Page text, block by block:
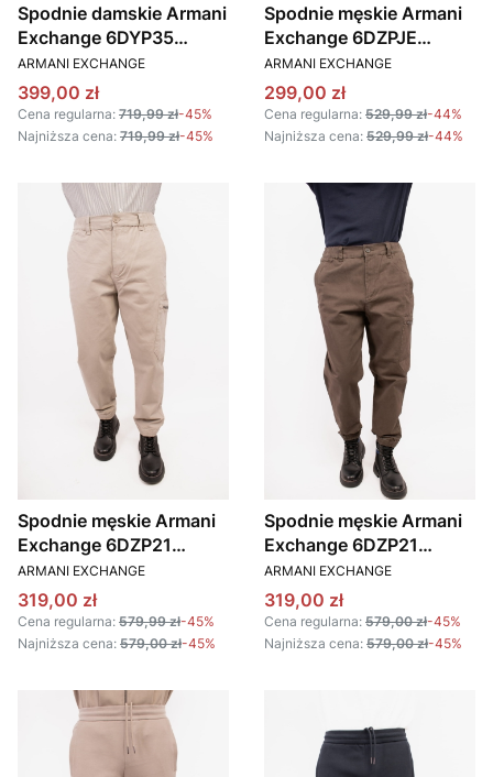
Spodnie damskie Armani
Exchange 6DYP35
YN5YZ czarny
PRODUCENT
ARMANI EXCHANGE
Cena promocyjna
399,00 zł
Cena regularna: 719,99 zł-45%
Najniższa cena: 719,99 zł-45%
Spodnie męskie Armani
Exchange 6DZPJE
ZJ4XZ 17AB beżowy
PRODUCENT
ARMANI EXCHANGE
Cena promocyjna
299,00 zł
Cena regularna: 529,99 zł-44%
Najniższa cena: 529,99 zł-44%
Spodnie męskie Armani
Exchange 6DZP21
ZN5AZ beżowy
PRODUCENT
ARMANI EXCHANGE
Cena promocyjna
319,00 zł
Cena regularna: 579,99 zł-45%
Najniższa cena: 579,00 zł-45%
Spodnie męskie Armani
Exchange 6DZP21
ZN5AZ oliwkowy
PRODUCENT
ARMANI EXCHANGE
Cena promocyjna
319,00 zł
Cena regularna: 579,00 zł-45%
Najniższa cena: 579,00 zł-45%